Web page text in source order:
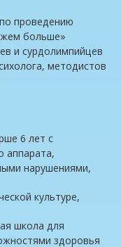
проведению
больше»
и сурдолимпийцев
методистов
6 лет с
аппарата,
нарушениями,
культуре,
школа для
здоровья